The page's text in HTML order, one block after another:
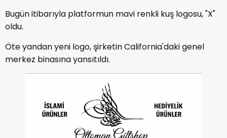
Bugün itibarıyla platformun mavi renkli kuş logosu, "X"
oldu.
Öte yandan yeni logo, şirketin California'daki genel
merkez binasına yansıtıldı.